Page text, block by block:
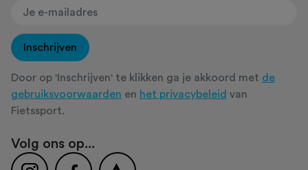
Inschrijven
Door op 'Inschrijven' te klikken ga je akkoord met de
gebruiksvoorwaarden en het privacybeleid van
Fietssport.
Volg ons op...